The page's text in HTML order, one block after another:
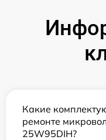
Какие
ремонте
25W95DIH?